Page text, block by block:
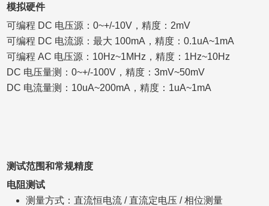
模拟硬件
可编程 DC 电压源：0~+/-10V，精度：2mV
可编程 DC 电流源：最大 100mA，精度：0.1uA~1mA
可编程 AC 电压源：10Hz~1MHz，精度：1Hz~10Hz
DC 电压量测：0~+/-100V，精度：3mV~50mV
DC 电流量测：10uA~200mA，精度：1uA~1mA
测试范围和常规精度
电阻测试
测量方式：直流恒电流 / 直流定电压 / 相位测量